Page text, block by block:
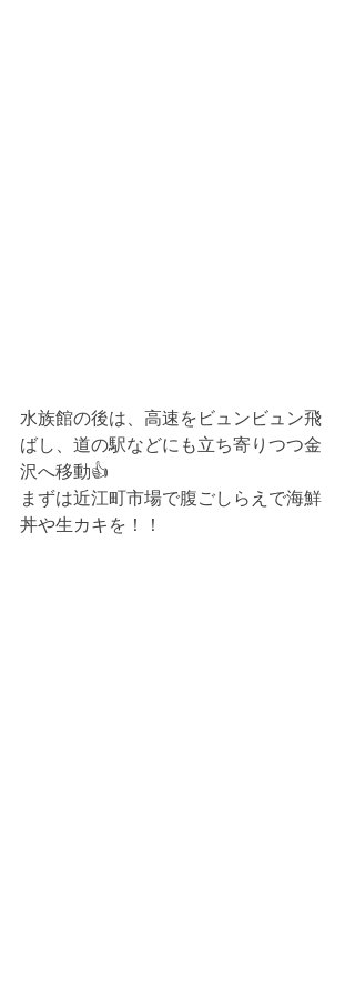
水族館の後は、高速をビュンビュン飛
ばし、道の駅などにも立ち寄りつつ金
沢へ移動👍
まずは近江町市場で腹ごしらえで海鮮
丼や生カキを！！